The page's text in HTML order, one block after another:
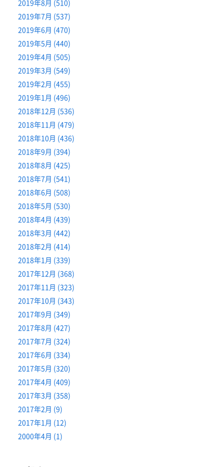
2019年8月 (510)
2019年7月 (537)
2019年6月 (470)
2019年5月 (440)
2019年4月 (505)
2019年3月 (549)
2019年2月 (455)
2019年1月 (496)
2018年12月 (536)
2018年11月 (479)
2018年10月 (436)
2018年9月 (394)
2018年8月 (425)
2018年7月 (541)
2018年6月 (508)
2018年5月 (530)
2018年4月 (439)
2018年3月 (442)
2018年2月 (414)
2018年1月 (339)
2017年12月 (368)
2017年11月 (323)
2017年10月 (343)
2017年9月 (349)
2017年8月 (427)
2017年7月 (324)
2017年6月 (334)
2017年5月 (320)
2017年4月 (409)
2017年3月 (358)
2017年2月 (9)
2017年1月 (12)
2000年4月 (1)